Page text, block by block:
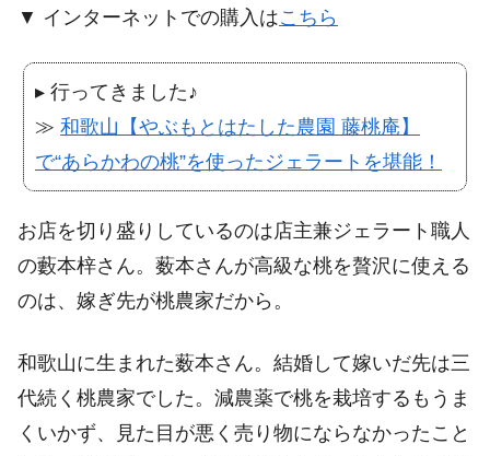
▼ インターネットでの購入はこちら
▸ 行ってきました♪
≫ 和歌山【やぶもとはたした農園 藤桃庵】
で“あらかわの桃”を使ったジェラートを堪能！
お店を切り盛りしているのは店主兼ジェラート職人
の藪本梓さん。薮本さんが高級な桃を贅沢に使える
のは、嫁ぎ先が桃農家だから。
和歌山に生まれた薮本さん。結婚して嫁いだ先は三
代続く桃農家でした。減農薬で桃を栽培するもうま
くいかず、見た目が悪く売り物にならなかったこと